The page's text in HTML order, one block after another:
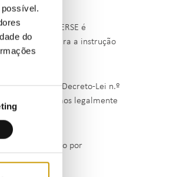
do
setembro, a ERSE é
bem como para a instrução
artigo 47.º do Decreto-Lei n.º
coima nos termos legalmente
do processo por